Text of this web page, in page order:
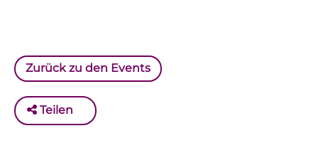
Zurück zu den Events
Teilen